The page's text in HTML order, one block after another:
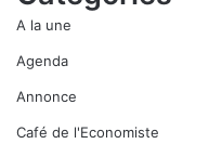
A la une
Agenda
Annonce
Café de l'Economiste